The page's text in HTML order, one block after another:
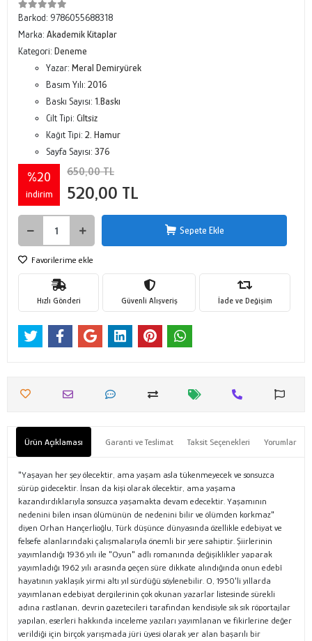
Barkod: 9786055688318
Marka: Akademik Kitaplar
Kategori: Deneme
Yazar: Meral Demiryürek
Basım Yılı: 2016
Baskı Sayısı: 1.Baskı
Cilt Tipi: Ciltsiz
Kağıt Tipi: 2. Hamur
Sayfa Sayısı: 376
%20
indirim
650,00 TL
520,00 TL
Sepete Ekle
Favorilerime ekle
Hızlı Gönderi Güvenli Alışveriş İade ve Değişim
Ürün Açıklaması Garanti ve Teslimat Taksit Seçenekleri Yorumlar
"Yaşayan her şey ölecektir, ama yaşam asla tükenmeyecek ve sonsuzca
sürüp gidecektir. İnsan da kişi olarak ölecektir, ama yaşama
kazandırdıklarıyla sonsuzca yaşamakta devam edecektir. Yaşamının
nedenini bilen insan ölümünün de nedenini bilir ve ölümden korkmaz"
diyen Orhan Hançerlioğlu, Türk düşünce dünyasında özellikle edebiyat ve
felsefe alanlarındaki çalışmalarıyla önemli bir yere sahiptir. Şiirlerinin
yayımlandığı 1936 yılı ile "Oyun" adlı romanında değişiklikler yaparak
yayımladığı 1962 yılı arasında geçen süre dikkate alındığında onun edebî
hayatının yaklaşık yirmi altı yıl sürdüğü söylenebilir. O, 1950'li yıllarda
yayımlanan edebiyat dergilerinin çok okunan yazarlar listesinde sürekli
adına rastlanan, devrin gazetecileri tarafından kendisiyle sık sık röportajlar
yapılan, eserleri hakkında inceleme yazıları yayımlanan ve fikirlerine değer
verildiği için birçok yarışmada jüri üyesi olarak yer alan başarılı bir